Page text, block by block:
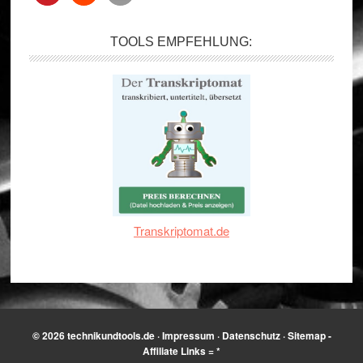
TOOLS EMPFEHLUNG:
Transkriptomat.de
© 2026technikundtools.de·Impressum · Datenschutz·Sitemap-
Affiliate Links = *